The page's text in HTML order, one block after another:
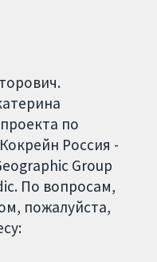
по
Россия -
Group
По вопросам,
пожалуйста,